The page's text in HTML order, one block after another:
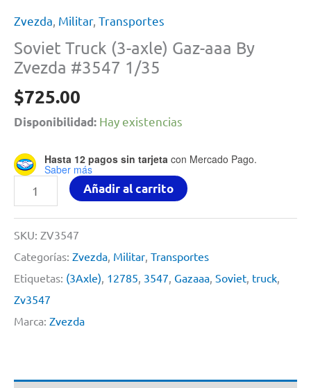
Zvezda Militar, Transportes
Soviet Truck (3-axle) Gaz-aaa By
Zvezda #3547 1/35
$725.00
Disponibilidad: Hay existencias
Hasta 12 pagos sin tarjeta con Mercado Pago.
Saber más
Soviet
Truck
(3-
axle)
Gaz-
aaa
By
1/35
Añadir al carrito
SKU: ZV3547
Categorías: Zvezda Militar Transportes
Etiquetas: (3Axle) 12785 3547 Gazaaa Soviet truck
Zv3547
Marca: Zvezda